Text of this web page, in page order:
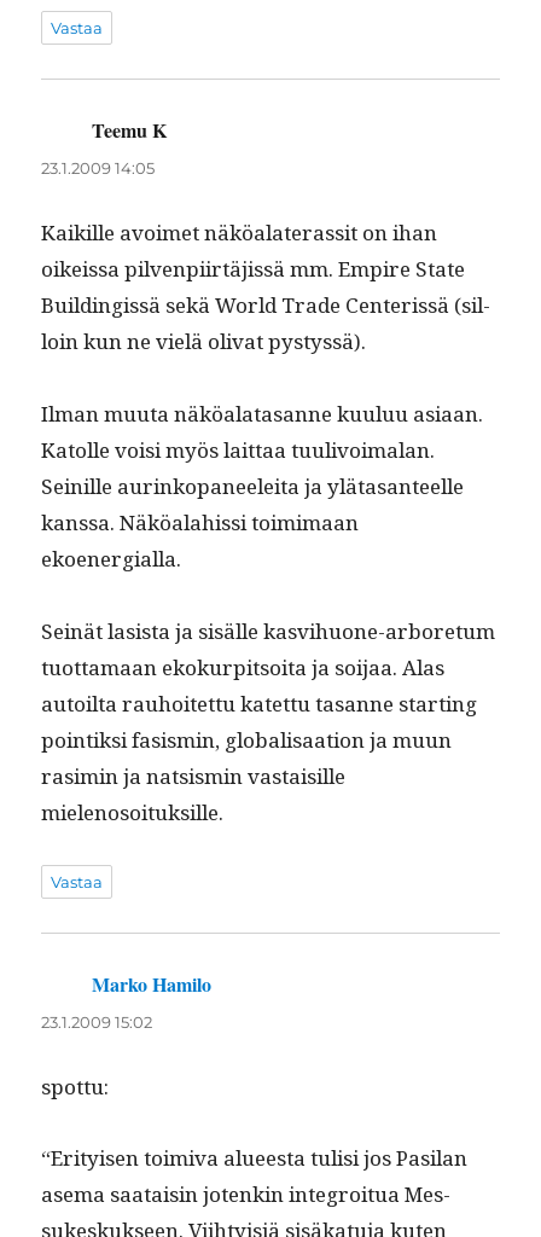
Vastaa
Teemu Ksanoo:
23.1.2009 14:05
Kaikille avoimet näköalat­eras­sit on ihan
oikeis­sa pil­ven­pi­irtäjis­sä mm. Empire State
Buildingis­sä sekä World Trade Cen­teris­sä (sil­
loin kun ne vielä oli­vat pystyssä).
Ilman muu­ta näköalatasanne kuu­luu asi­aan.
Katolle voisi myös lait­taa tuulivoimalan.
Seinille aurinkopa­neelei­ta ja ylä­tas­an­teelle
kanssa. Näköalahissi toim­i­maan
ekoenergialla.
Seinät lasista ja sisälle kasvi­huone-arbore­tum
tuot­ta­maan ekokurpit­soi­ta ja soi­jaa. Alas
autoil­ta rauhoitet­tu katet­tu tasanne start­ing
pointik­si fasis­min, glob­al­isaa­tion ja muun
rasimin ja nat­sis­min vas­taisille
mielenosoituksille.
Vastaa
Marko Hamilo
23.1.2009 15:02
spot­tu:
“Eri­tyisen toimi­va alueesta tulisi jos Pasi­lan
ase­ma saataisin jotenkin inte­groitua Mes­
sukeskuk­seen. Viihty­isiä sisäkatu­ja kuten